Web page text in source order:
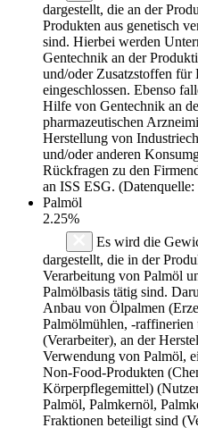
dargestellt, die an der
Produkten aus genetisch
sind. Hierbei werden
Gentechnik an der
und/oder Zusatzstoffen für
eingeschlossen. Ebenso
Hilfe von Gentechnik an
pharmazeutischen
Herstellung von
und/oder anderen
Rückfragen zu den
an ISS ESG.
Palmöl
2.25%
Es wird die
dargestellt, die in der
Verarbeitung von Palmöl
Palmölbasis tätig sind.
Anbau von Ölpalmen
Palmölmühlen, -raffinerien
(Verarbeiter), an der
Verwendung von Palmöl,
Non-Food-Produkten
Körperpflegemittel)
Palmöl, Palmkernöl,
Fraktionen beteiligt sind